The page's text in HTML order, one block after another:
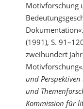
Motivforschung
(1991), S.
zweihundert
und
und
Kommission für